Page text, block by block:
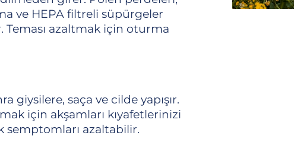
ve HEPA filtreli süpürgeler
Teması azaltmak için oturma
giysilere, saça ve cilde yapışır.
için akşamları kıyafetlerinizi
semptomları azaltabilir.